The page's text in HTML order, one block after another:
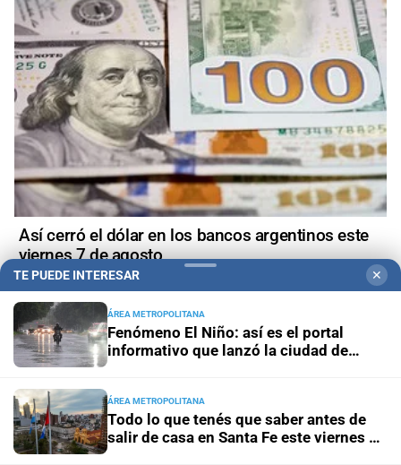
Así cerró el dólar en los bancos argentinos este
viernes 7 de agosto
+Política
TE PUEDE INTERESAR ✕
ÁREA METROPOLITANA
Fenómeno El Niño: así es el portal
informativo que lanzó la ciudad de
ÁREA METROPOLITANA
Todo lo que tenés que saber antes de
salir de casa en Santa Fe este viernes 7